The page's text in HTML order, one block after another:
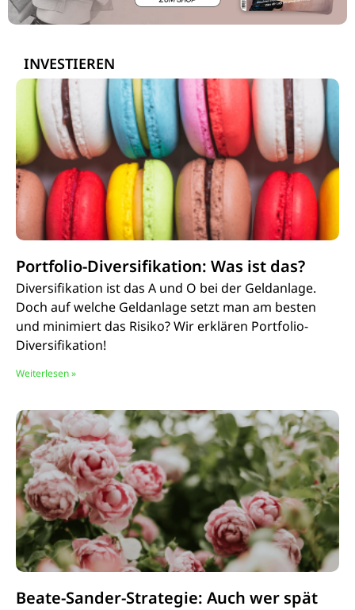
INVESTIEREN
Portfolio-Diversifikation: Was ist das?
Diversifikation ist das A und O bei der Geldanlage.
Doch auf welche Geldanlage setzt man am besten
und minimiert das Risiko? Wir erklären Portfolio-
Diversifikation!
Weiterlesen »
Beate-Sander-Strategie: Auch wer spät